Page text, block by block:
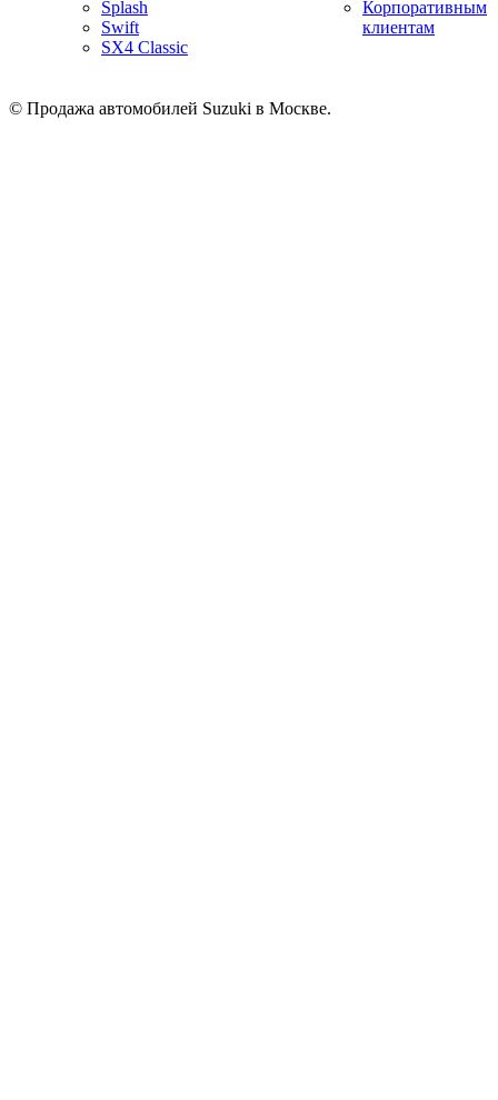
Splash
Swift
SX4 Classic
Корпоративным
клиентам
© Продажа автомобилей Suzuki в Москве.